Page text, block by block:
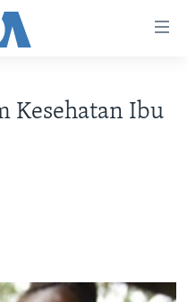
Kesehatan Ibu